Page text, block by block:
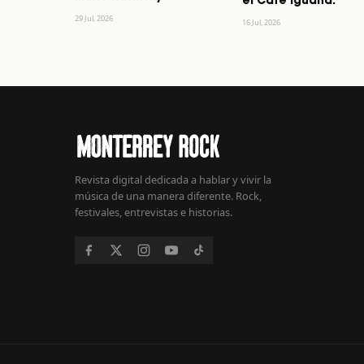
29 Jul, 2026 16 Jul, 2026
Revista digital dedicada a hablar y vivir la
música de una manera diferente. Rock,
festivales, entrevistas e historias.